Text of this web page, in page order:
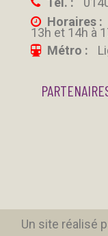
Horaires :
13h et 14h à
Métro :
Un site réalisé